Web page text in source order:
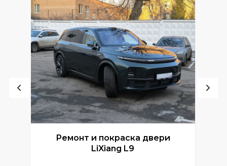
Ремонт и покраска двери
LiXiang L9